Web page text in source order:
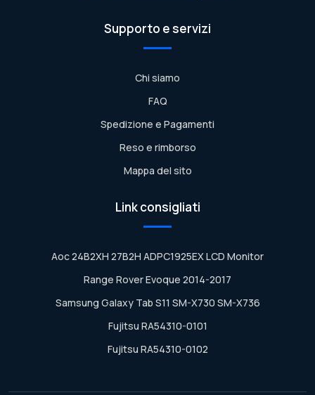
Supporto e servizi
Chi siamo
FAQ
Spedizione e Pagamenti
Reso e rimborso
Mappa del sito
Link consigliati
Aoc 24B2XH 27B2H ADPC1925EX LCD Monitor
Range Rover Evoque 2014-2017
Samsung Galaxy Tab S11 SM-X730 SM-X736
Fujitsu RA54310-0101
Fujitsu RA54310-0102